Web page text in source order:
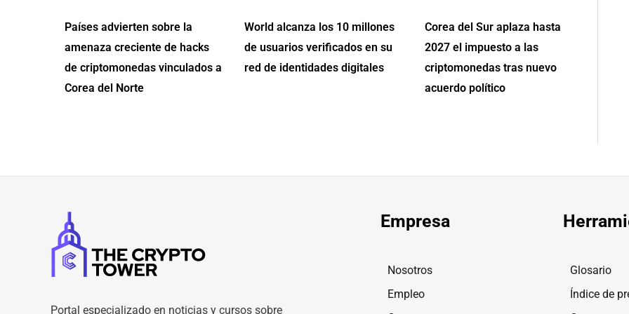
Países advierten sobre la
amenaza creciente de hacks
de criptomonedas vinculados a
Corea del Norte
World alcanza los 10 millones
de usuarios verificados en su
red de identidades digitales
Corea del Sur aplaza hasta
2027 el impuesto a las
criptomonedas tras nuevo
acuerdo político
Portal especializado en noticias y cursos sobre
Empresa
Nosotros
Empleo
Glosario
Índice de